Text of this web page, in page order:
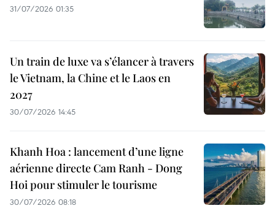
31/07/2026 01:35
Un train de luxe va s’élancer à travers
le Vietnam, la Chine et le Laos en
2027
30/07/2026 14:45
Khanh Hoa : lancement d’une ligne
aérienne directe Cam Ranh - Dong
Hoi pour stimuler le tourisme
30/07/2026 08:18